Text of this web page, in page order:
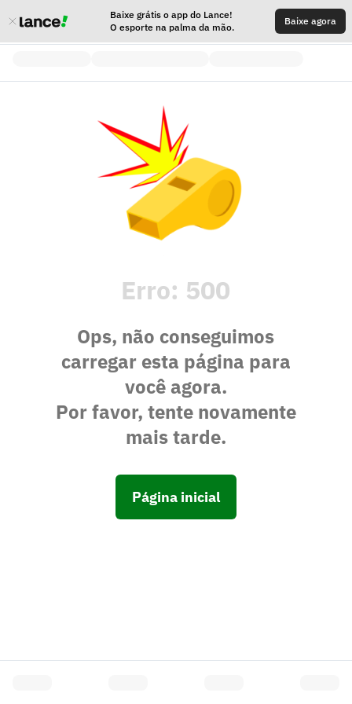
Baixe grátis o app do Lance!
O esporte na palma da mão.
Baixe agora
Erro: 500
Ops, não conseguimos
carregar esta página para
você agora.
Por favor, tente novamente
mais tarde.
Página inicial